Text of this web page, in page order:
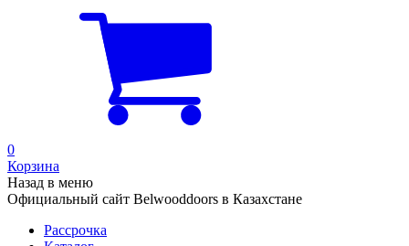
0
Корзина
Назад в меню
Официальный сайт Belwooddoors в Казахстане
Рассрочка